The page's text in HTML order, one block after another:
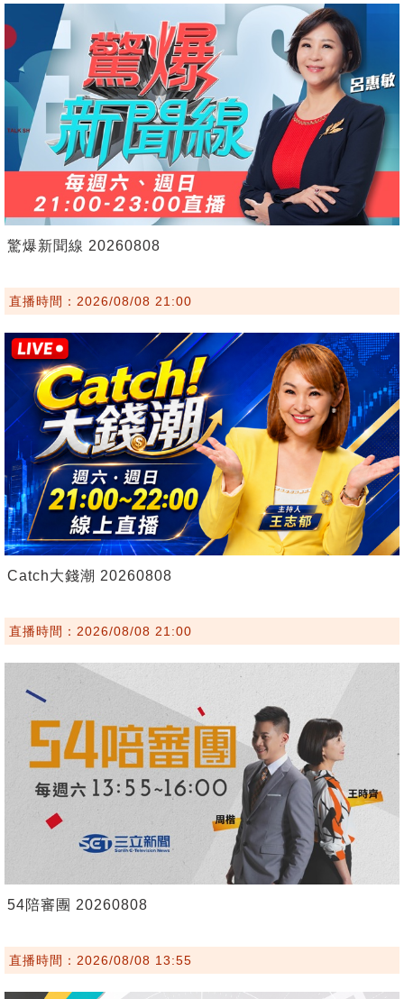
驚爆新聞線 20260808
直播時間：2026/08/08 21:00
Catch大錢潮 20260808
直播時間：2026/08/08 21:00
54陪審團 20260808
直播時間：2026/08/08 13:55